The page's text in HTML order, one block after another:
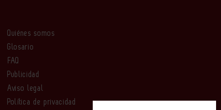
Quiénes somos
Glosario
FAQ
Publicidad
Aviso legal
Política de privacidad